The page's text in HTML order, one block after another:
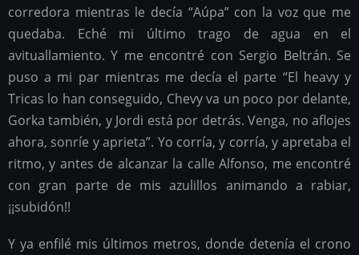
corredora mientras le decía “Aúpa” con la voz que me
quedaba. Eché mi último trago de agua en el
avituallamiento. Y me encontré con Sergio Beltrán. Se
puso a mi par mientras me decía el parte “El heavy y
Tricas lo han conseguido, Chevy va un poco por delante,
Gorka también, y Jordi está por detrás. Venga, no aflojes
ahora, sonríe y aprieta”. Yo corría, y corría, y apretaba el
ritmo, y antes de alcanzar la calle Alfonso, me encontré
con gran parte de mis azulillos animando a rabiar,
¡¡subidón!!
Y ya enfilé mis últimos metros, donde detenía el crono